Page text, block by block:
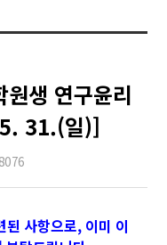
생 연구윤리
31.(일)]
8076
사항으로, 이미 이